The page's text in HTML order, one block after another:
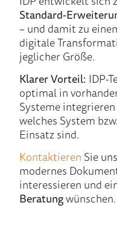
Standard-
– und damit zu
digitale
jeglicher Größe.
Klarer Vorteil: IDP-
optimal in
Systeme
welches System
Einsatz sind.
Kontaktieren Sie
modernes
interessieren und
Beratungwünschen.